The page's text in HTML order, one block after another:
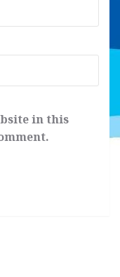
in this